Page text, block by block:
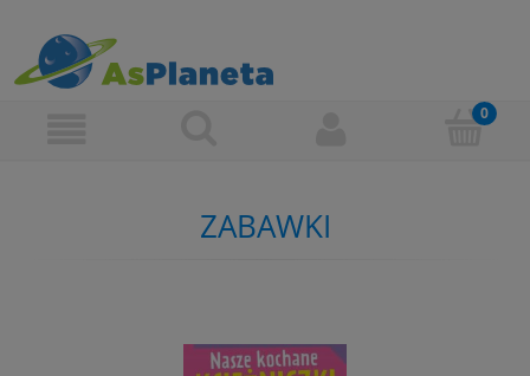
ZABAWKI